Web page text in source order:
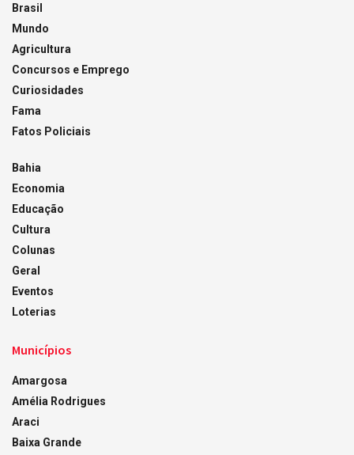
Brasil
Mundo
Agricultura
Concursos e Emprego
Curiosidades
Fama
Fatos Policiais
Bahia
Economia
Educação
Cultura
Colunas
Geral
Eventos
Loterias
Municípios
Amargosa
Amélia Rodrigues
Araci
Baixa Grande